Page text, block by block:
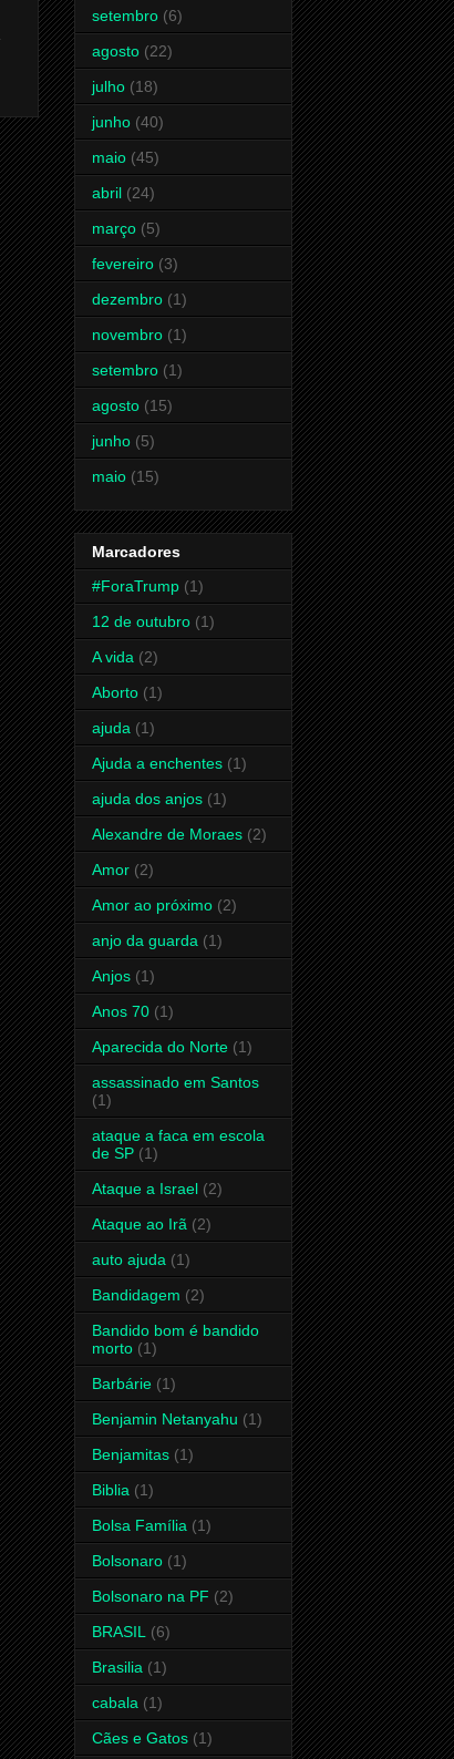
setembro (6)
agosto (22)
julho (18)
junho (40)
maio (45)
abril (24)
março (5)
fevereiro (3)
dezembro (1)
novembro (1)
setembro (1)
agosto (15)
junho (5)
maio (15)
Marcadores
#ForaTrump (1)
12 de outubro (1)
A vida (2)
Aborto (1)
ajuda (1)
Ajuda a enchentes (1)
ajuda dos anjos (1)
Alexandre de Moraes (2)
Amor (2)
Amor ao próximo (2)
anjo da guarda (1)
Anjos (1)
Anos 70 (1)
Aparecida do Norte (1)
assassinado em Santos
(1)
ataque a faca em escola
de SP (1)
Ataque a Israel (2)
Ataque ao Irã (2)
auto ajuda (1)
Bandidagem (2)
Bandido bom é bandido
morto (1)
Barbárie (1)
Benjamin Netanyahu (1)
Benjamitas (1)
Biblia (1)
Bolsa Família (1)
Bolsonaro (1)
Bolsonaro na PF (2)
BRASIL (6)
Brasilia (1)
cabala (1)
Cães e Gatos (1)